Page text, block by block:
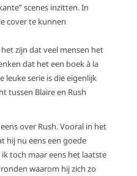
scenes inzitten. In
cover te kunnen
zijn dat veel mensen het
dat het een boek à la
leuke serie is die eigenlijk
tussen Blaire en Rush
over Rush. Vooral in het
hij nu eens een goede
toch maar eens het laatste
waarom hij zich zo